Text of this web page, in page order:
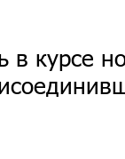
курсе